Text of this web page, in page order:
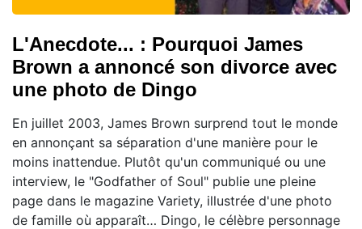
L'Anecdote... : Pourquoi James
Brown a annoncé son divorce avec
une photo de Dingo
En juillet 2003, James Brown surprend tout le monde
en annonçant sa séparation d'une manière pour le
moins inattendue. Plutôt qu'un communiqué ou une
interview, le "Godfather of Soul" publie une pleine
page dans le magazine Variety, illustrée d'une photo
de famille où apparaît… Dingo, le célèbre personnage